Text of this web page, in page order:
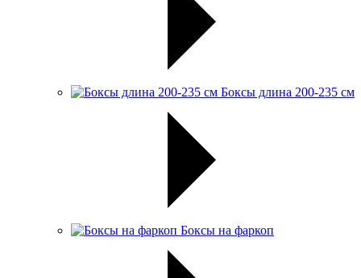
Боксы длина 200-235 см
Боксы на фаркоп